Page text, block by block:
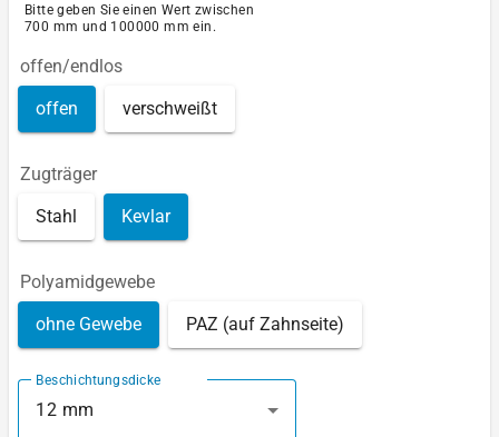
Bitte geben Sie einen Wert zwischen
700 mm und 100000 mm ein.
offen/endlos
offen verschweißt
Zugträger
Stahl Kevlar
Polyamidgewebe
ohne Gewebe PAZ (auf Zahnseite)
Beschichtungsdicke
12 mm